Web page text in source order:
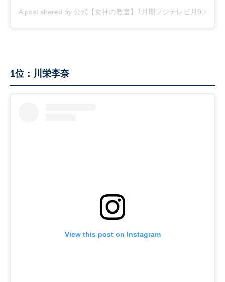
A post shared by 公式【女神の教室】1月期フジテレビ月9ドラ
1位：川栄李奈
View this post on Instagram